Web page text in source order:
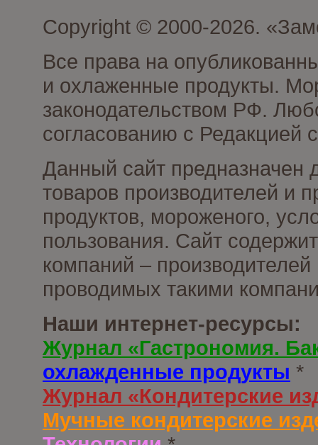
Copyright © 2000-2026.
Все права на
и охлаженные продукты.
законодательством РФ.
согласованию с Редакцией
Данный сайт предназначен
товаров производителей и
продуктов, мороженого,
пользования. Сайт
компаний –
проводимых такими
Наши интернет-ресурсы:
Журнал «Гастрономия.
охлажденные продукты *
Журнал «Кондитерские
Мучные кондитерские